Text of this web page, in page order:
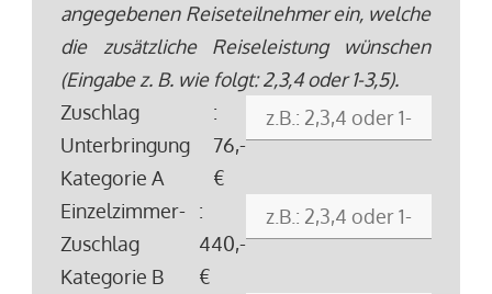
angegebenen Reiseteilnehmer ein, welche
die zusätzliche Reiseleistung wünschen
(Eingabe z. B. wie folgt: 2,3,4 oder 1-3,5).
Zuschlag
Unterbringung
Kategorie A
:
76,-
€
Einzelzimmer-
Zuschlag
Kategorie B
:
440,-
€